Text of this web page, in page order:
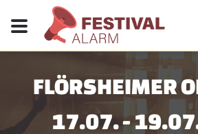
FLÖRSHEIMER
17.07. -